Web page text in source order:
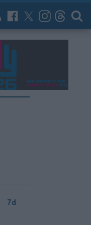
News Now Archív
7d